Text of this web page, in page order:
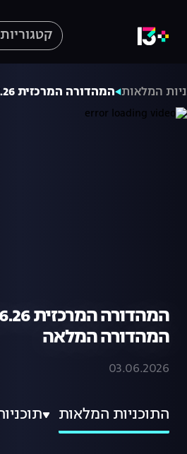
קטגוריות
המלאות המהדורה המרכזית 03.06.26 - המהדורה המלאה
המהדורה המלאה
03.06.2026
התוכניות המלאות